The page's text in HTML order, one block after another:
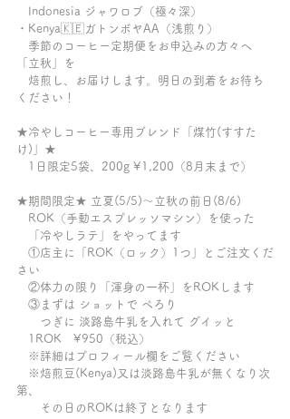
Indonesia ジャワロブ（極々深）
・Kenya🇰🇪ガトンボヤAA（浅煎り）
季節のコーヒー定期便をお申込みの方々へ
「立秋」を
焙煎し、お届けします。明日の到着をお待ち
ください！
★冷やしコーヒー専用ブレンド「煤竹(すすた
け)」★
1日限定5袋、200g ¥1,200（8月末まで）
★期間限定★ 立夏(5/5)〜立秋の前日(8/6)
ROK（手動エスプレッソマシン）を使った
「冷やしラテ」をやってます
①店主に「ROK（ロック）1つ」とご注文くだ
さい
②体力の限り「渾身の一杯」をROKします
③まずは ショットで ぺろり
つぎに 淡路島牛乳を入れて グイッと
1ROK　¥950（税込）
※詳細はプロフィール欄をご覧ください
※焙煎豆(Kenya)又は淡路島牛乳が無くなり次
第、
その日のROKは終了となります